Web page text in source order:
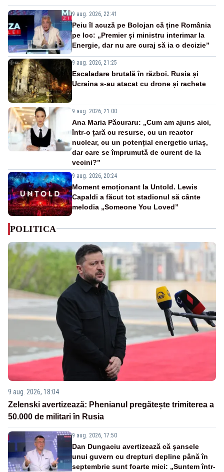
9 aug. 2026, 22:41
Peiu îl acuză pe Bolojan că ține România
pe loc: „Premier și ministru interimar la
Energie, dar nu are curaj să ia o decizie”
9 aug. 2026, 21:25
Escaladare brutală în război. Rusia și
Ucraina s-au atacat cu drone și rachete
9 aug. 2026, 21:00
Ana Maria Păcuraru: „Cum am ajuns aici,
într-o țară cu resurse, cu un reactor
nuclear, cu un potențial energetic uriaș,
dar care se împrumută de curent de la
vecini?”
9 aug. 2026, 20:24
Moment emoționant la Untold. Lewis
Capaldi a făcut tot stadionul să cânte
melodia „Someone You Loved”
POLITICA
9 aug. 2026, 18:04
Zelenski avertizează: Phenianul pregătește trimiterea a
50.000 de militari în Rusia
9 aug. 2026, 17:50
Dan Dungaciu avertizează că șansele
unui guvern cu drepturi depline până în
septembrie sunt foarte mici: „Suntem într-